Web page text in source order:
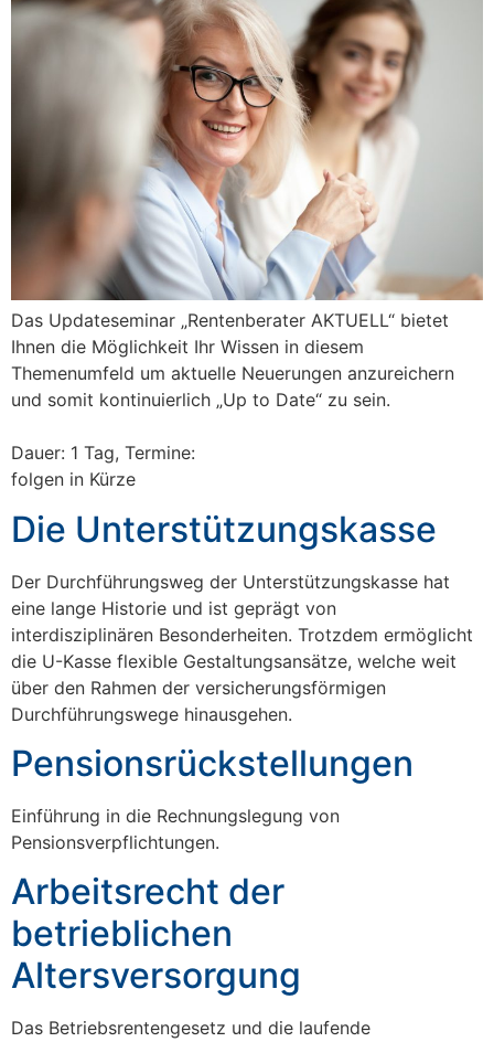
Das Updateseminar „Rentenberater AKTUELL“ bietet
Ihnen die Möglichkeit Ihr Wissen in diesem
Themenumfeld um aktuelle Neuerungen anzureichern
und somit kontinuierlich „Up to Date“ zu sein.
Dauer: 1 Tag, Termine:
folgen in Kürze
Die Unterstützungskasse
Der Durchführungsweg der Unterstützungskasse hat
eine lange Historie und ist geprägt von
interdisziplinären Besonderheiten. Trotzdem ermöglicht
die U-Kasse flexible Gestaltungsansätze, welche weit
über den Rahmen der versicherungsförmigen
Durchführungswege hinausgehen.
Pensionsrückstellungen
Einführung in die Rechnungslegung von
Pensionsverpflichtungen.
Arbeitsrecht der
betrieblichen
Altersversorgung
Das Betriebsrentengesetz und die laufende